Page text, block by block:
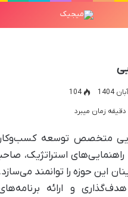
104
متخصص توسعه
استراتژیک،
این حوزه را توانمند
و ارائه